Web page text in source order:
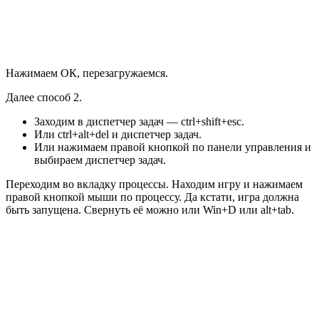
Нажимаем ОК, перезагружаемся.
Далее способ 2.
Заходим в диспетчер задач — ctrl+shift+esc.
Или ctrl+alt+del и диспетчер задач.
Или нажимаем правой кнопкой по панели управления и
выбираем диспетчер задач.
Переходим во вкладку процессы. Находим игру и нажимаем
правой кнопкой мыши по процессу. Да кстати, игра должна
быть запущена. Свернуть её можно или Win+D или alt+tab.